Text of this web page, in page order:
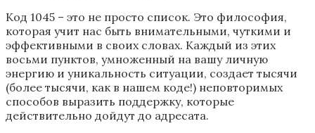
Код 1045 – это не просто список. Это философия,
которая учит нас быть внимательными, чуткими и
эффективными в своих словах. Каждый из этих
восьми пунктов, умноженный на вашу личную
энергию и уникальность ситуации, создает тысячи
(более тысячи, как в нашем коде!) неповторимых
способов выразить поддержку, которые
действительно дойдут до адресата.